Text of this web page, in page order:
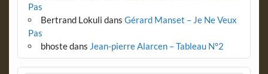
Pas
Bertrand Lokuli dans Gérard Manset – Je Ne Veux
Pas
bhostedans Jean-pierre Alarcen – Tableau N°2